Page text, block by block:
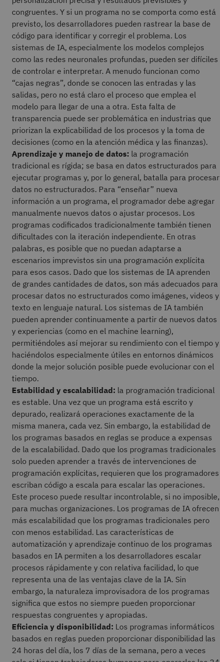
congruentes. Y si un programa no se comporta como está
previsto, los desarrolladores pueden rastrear la base de
código para identificar y corregir el problema. Los
sistemas de IA, especialmente los modelos complejos
como las redes neuronales profundas, pueden ser difíciles
de controlar e interpretar. A menudo funcionan como
“cajas negras”, donde se conocen las entradas y las
salidas, pero no está claro el proceso que emplea el
modelo para llegar de una a otra. Esta falta de
transparencia puede ser problemática en industrias que
priorizan la explicabilidad de los procesos y la toma de
decisiones (como en la atención médica y las finanzas).
Aprendizaje y manejo de datos: la programación
tradicional es rígida; se basa en datos estructurados para
ejecutar programas y, por lo general, batalla para procesar
datos no estructurados. Para “enseñar” nueva
información a un programa, el programador debe agregar
manualmente nuevos datos o ajustar procesos. Los
programas codificados tradicionalmente también tienen
dificultades con la iteración independiente. En otras
palabras, es posible que no puedan adaptarse a
escenarios imprevistos sin una programación explícita
para esos casos. Dado que los sistemas de IA aprenden
de grandes cantidades de datos, son más adecuados para
procesar datos no estructurados como imágenes, videos y
texto en lenguaje natural. Los sistemas de IA también
pueden aprender continuamente a partir de nuevos datos
y experiencias (como en el machine learning),
permitiéndoles así mejorar su rendimiento con el tiempo y
haciéndolos especialmente útiles en entornos dinámicos
donde la mejor solución posible puede evolucionar con el
tiempo.
Estabilidad y escalabilidad: la programación tradicional
es estable. Una vez que un programa está escrito y
depurado, realizará operaciones exactamente de la
misma manera, cada vez. Sin embargo, la estabilidad de
los programas basados en reglas se produce a expensas
de la escalabilidad. Dado que los programas tradicionales
solo pueden aprender a través de intervenciones de
programación explícitas, requieren que los programadores
escriban código a escala para escalar las operaciones.
Este proceso puede resultar incontrolable, si no imposible,
para muchas organizaciones. Los programas de IA ofrecen
más escalabilidad que los programas tradicionales pero
con menos estabilidad. Las características de
automatización y aprendizaje continuo de los programas
basados en IA permiten a los desarrolladores escalar
procesos rápidamente y con relativa facilidad, lo que
representa una de las ventajas clave de la IA. Sin
embargo, la naturaleza improvisadora de los programas
significa que estos no siempre pueden proporcionar
respuestas congruentes y apropiadas.
Eficiencia y disponibilidad: Los programas informáticos
basados en reglas pueden proporcionar disponibilidad las
24 horas del día, los 7 días de la semana, pero a veces